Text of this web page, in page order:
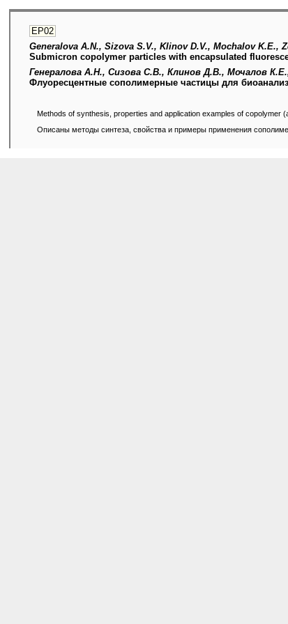
EP02
Generalova A.N., Sizova S.V., Klinov D.V., Mochalov K.E.,
Submicron copolymer particles with encapsulated
Генералова А.Н., Сизова С.В., Клинов Д.В., Мочалов
Флуоресцентные сополимерные частицы для
Methods of synthesis, properties and application examples of
Описаны методы синтеза, свойства и примеры применения